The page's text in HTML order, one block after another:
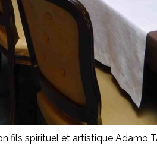
fils spirituel et artistique Adamo